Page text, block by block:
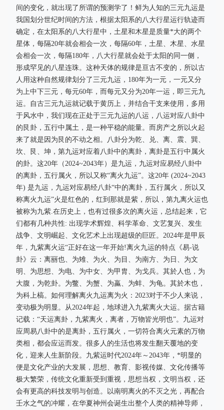
间的变化，就出现了所谓的预测学了！鲜为人知的三元九运是
我国划分世纪时间的方法，根据太阳系的八大行星运行轨迹而
确定，在太阳系的八大行星中，土星和木星是质量*大的两个
星体，每隔20年就会相会一次，每隔60年，土星、木星、水星
会相会一次，每隔180年，八大行星就会处于太阳的同一侧，
形成罕见的八星连珠。这种天体的规律是亘古不变的，所以古
人用这种自然规律划分了三元九运，180年为一元，一元又分
为上中下三元，每元60年，而每元又分为20年一运，即三元九
运。自古三元九运就记载于黄历上，并结合干支来使用，多用
于风水中，我们现在正处于三元九运的八运，八运对应八卦中
的艮卦，五行中属土，是一种平稳的能量。而房产之所以火起
来了就是因为艮的不动之相。八卦分为乾、兑、离、震、巽、
坎、艮、坤，第九运对应着八卦中的离卦，离卦是五行中属火
的卦。这20年（2024~2043年）是九运，九运对应易经八卦中
的离卦，五行属火，所以又称“离火九运”。这20年 (2024~2043
年) 是九运，九运对应易经八卦“中的离卦，五行属火，所以又
称离火九运”火是红色的，红到那就是紫，所以，第九离火运也
被称为九紫.在历史上，也有过很多次的离火运，总结起来，它
们都有几种共性: 出现学术辉煌、科学革命、文艺复兴、发生
战争、文明崛起、文化艺术上出现超级的巨匠。2024年是甲辰
年，九紫离火运“正好在这一年开始!离火九运的特点《易-说
卦》云：离丽也、为雉、为火、为目、为南方、为日、为文
明、为思想、为电、为中女、为甲胄、为戈兵。其於人也，为
大腹，为乾卦。为鳖、为蟹、为蠃、为蚌、为龟。其於木也，
为科上槁。如何理解离火九运离为火：2023对于不少人来说，
变动极为明显。从2024年起，地球进入九紫离火大运。据古籍
记载：“天运离卦，九紫离火，离者，万物皆光明也”。九运对
应周易八卦中的是离卦，五行属火，一切符合离火元素的万物
类相，都会应运而发。很多人的生活也将发生翻天覆地的变
化，迎来人生新阶段。九紫运时代2024年～2043年，*明显的
便是文化产业的大发展，思想、教育、影视传媒、文化传播等
极大繁荣，传统文化重新受到重视，思想当权，文明当权，还
会有更高的科技发明与创造。以南明离火的不灭之光，再配合
壬水之气的冲耀，在华夏神州会诞生出整个人类的精神导师，